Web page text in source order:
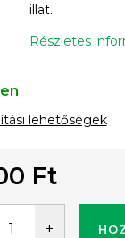
illat.
Részletes
lehetőségek
Ft